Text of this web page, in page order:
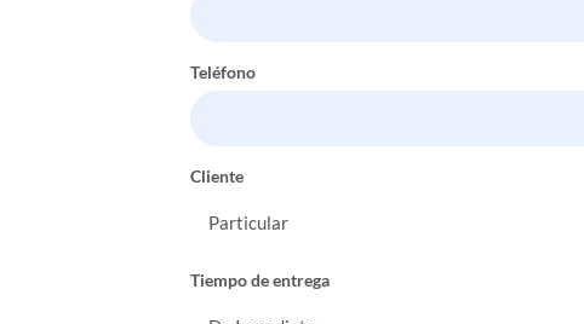
Teléfono
Cliente
Tiempo de entrega